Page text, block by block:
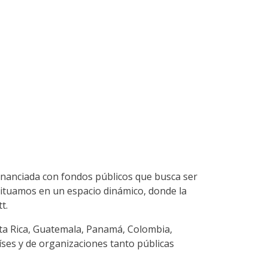
con fondos públicos que busca ser
en un espacio dinámico, donde la
Rica, Guatemala, Panamá, Colombia,
y de organizaciones tanto públicas